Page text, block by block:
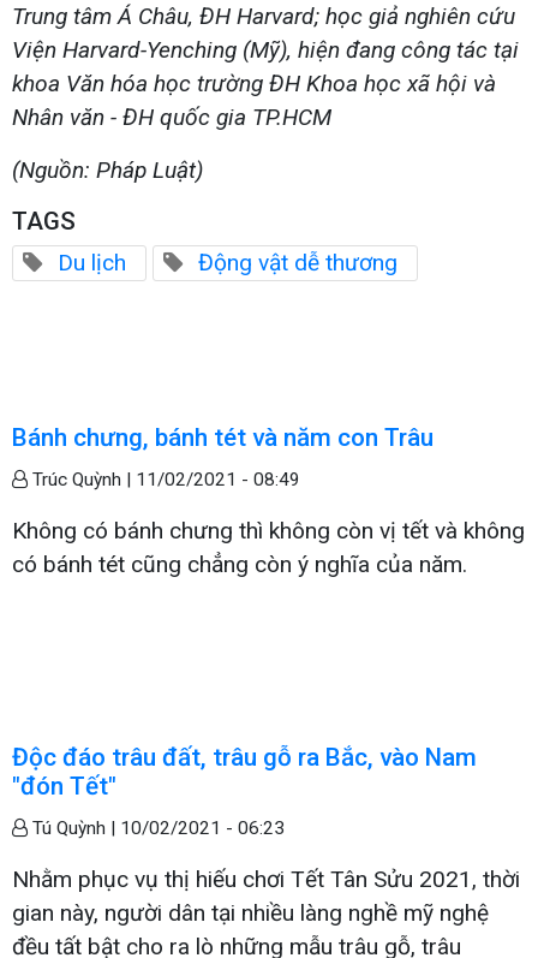
Trung tâm Á Châu, ĐH Harvard; học giả nghiên cứu
Viện Harvard-Yenching (Mỹ), hiện đang công tác tại
khoa Văn hóa học trường ĐH Khoa học xã hội và
Nhân văn - ĐH quốc gia TP.HCM
(Nguồn: Pháp Luật)
TAGS
Du lịch Động vật dễ thương
Bánh chưng, bánh tét và năm con Trâu
Trúc Quỳnh | 11/02/2021 - 08:49
Không có bánh chưng thì không còn vị tết và không
có bánh tét cũng chẳng còn ý nghĩa của năm.
Độc đáo trâu đất, trâu gỗ ra Bắc, vào Nam
"đón Tết"
Tú Quỳnh | 10/02/2021 - 06:23
Nhằm phục vụ thị hiếu chơi Tết Tân Sửu 2021, thời
gian này, người dân tại nhiều làng nghề mỹ nghệ
đều tất bật cho ra lò những mẫu trâu gỗ, trâu